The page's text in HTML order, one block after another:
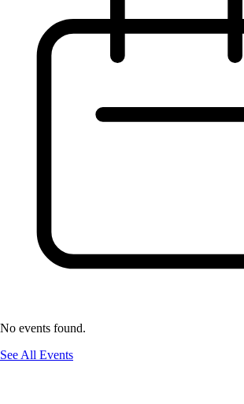
No events found.
See All Events